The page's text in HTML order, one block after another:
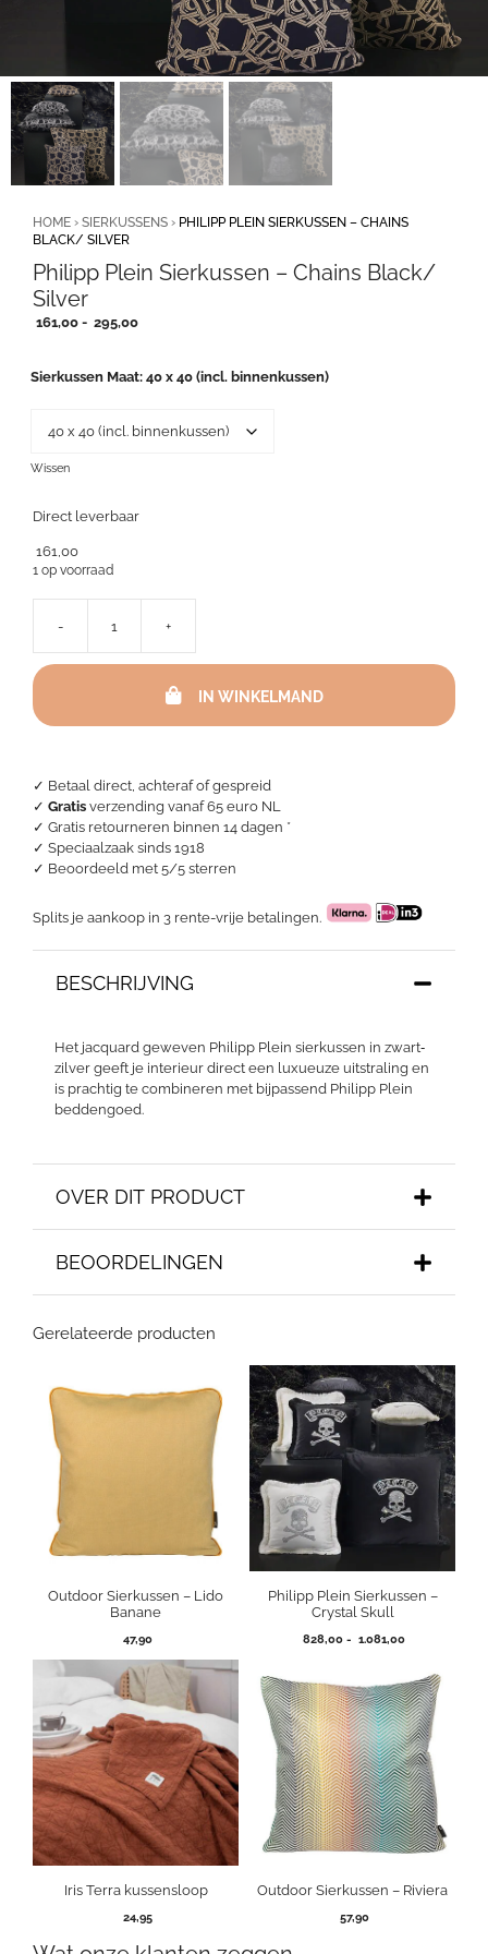
✓ Betaal direct, achteraf of gespreid
✓ Gratis verzending vanaf 65 euro NL
✓ Gratis retourneren binnen 14 dagen *
✓ Speciaalzaak sinds 1918
✓ Beoordeeld met 5/5 sterren
Splits je aankoop in 3 rente-vrije betalingen.
HOME › SIERKUSSENS › PHILIPP PLEIN SIERKUSSEN – CHAINS
BLACK/ SILVER
Philipp Plein Sierkussen – Chains Black/
Silver
161,00 - 295,00Prijsklasse:
295,00
BESCHRIJVING
Het jacquard geweven Philipp Plein sierkussen in zwart‑
zilver geeft je interieur direct een luxueuze uitstraling en
is prachtig te combineren met bijpassend Philipp Plein
beddengoed.
OVER DIT PRODUCT
BEOORDELINGEN
Sierkussen Maat 40 x 40 (incl. binnenkussen)
Wissen
Direct leverbaar
161,00
1 op voorraad
-
Plein
aantal
+
IN WINKELMAND
Gerelateerde producten
Outdoor Sierkussen – Lido
Banane
47,90
Philipp Plein Sierkussen –
Crystal Skull
828,00 - 1.081,00Prijsklasse:
1.081,00
Iris Terra kussensloop
24,95
Outdoor Sierkussen – Riviera
57,90